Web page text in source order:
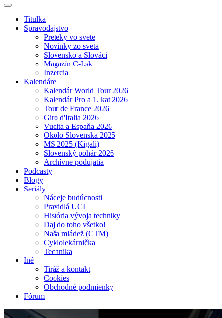
Titulka
Spravodajstvo
Preteky vo svete
Novinky zo sveta
Slovensko a Slováci
Magazín C-I.sk
Inzercia
Kalendáre
Kalendár World Tour 2026
Kalendár Pro a 1. kat 2026
Tour de France 2026
Giro d'Italia 2026
Vuelta a Espaňa 2026
Okolo Slovenska 2025
MS 2025 (Kigali)
Slovenský pohár 2026
Archívne podujatia
Podcasty
Blogy
Seriály
Nádeje budúcnosti
Pravidlá UCI
História vývoja techniky
Daj do toho všetko!
Naša mládež (CTM)
Cyklolekárnička
Technika
Iné
Tiráž a kontakt
Cookies
Obchodné podmienky
Fórum